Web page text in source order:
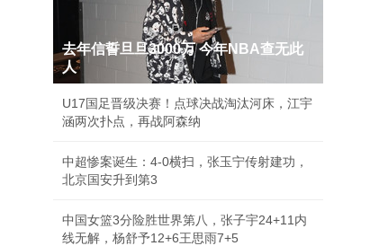
去年信誓旦旦3000万 今年NBA查无此
人
U17国足晋级决赛！点球决战淘汰河床，江宇
涵两次扑点，再战阿森纳
中超惨案诞生：4-0横扫，张玉宁传射建功，
北京国安升到第3
中国女篮3分险胜世界第八，张子宇24+11内
线无解，杨舒予12+6王思雨7+5